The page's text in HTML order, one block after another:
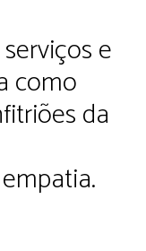
e
como
da